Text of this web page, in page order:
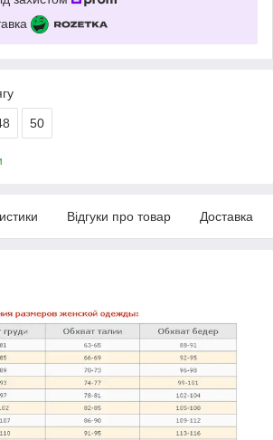
50
Відгуки про товар Доставка